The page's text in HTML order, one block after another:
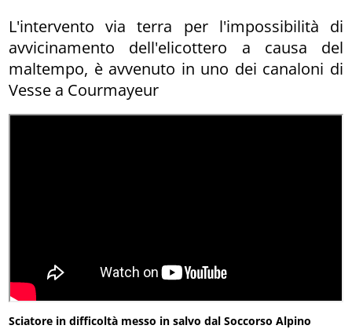
L'intervento via terra per l'impossibilità di
avvicinamento dell'elicottero a causa del
maltempo, è avvenuto in uno dei canaloni di
Vesse a Courmayeur
Sciatore in difficoltà messo in salvo dal Soccorso Alpino